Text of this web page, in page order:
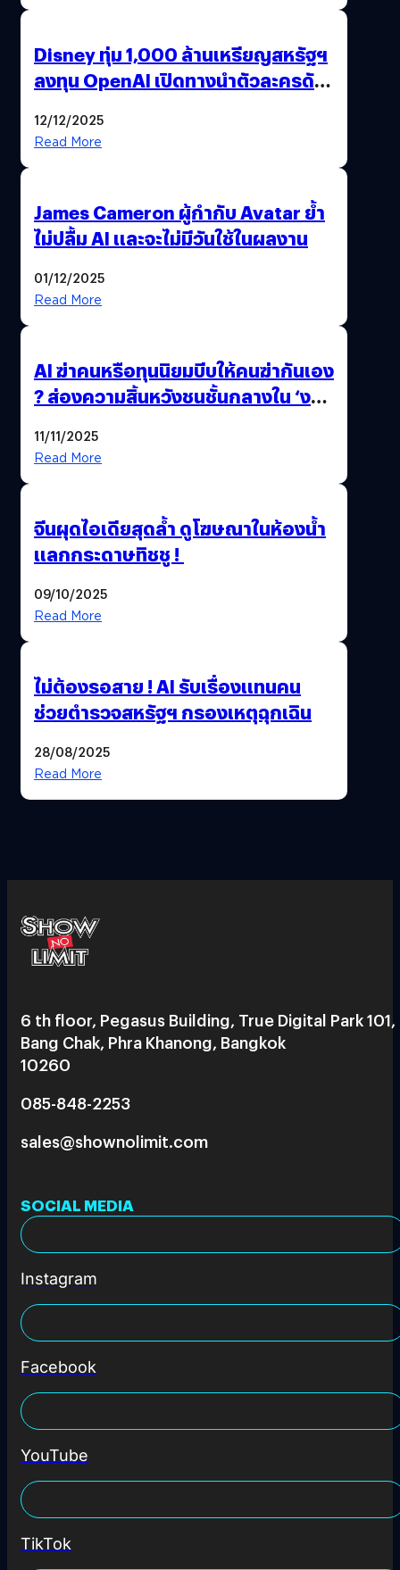
Disney ทุ่ม 1,000 ล้านเหรียญสหรัฐฯ
ลงทุน OpenAI เปิดทางนำตัวละครดัง
12/12/2025
Read More
James Cameron ผู้กำกับ Avatar ย้ำ
ไม่ปลื้ม AI และจะไม่มีวันใช้ในผลงาน
01/12/2025
Read More
AI ฆ่าคนหรือทุนนิยมบีบให้คนฆ่ากันเอง
? ส่องความสิ้นหวังชนชั้นกลางใน ‘งาน
11/11/2025
Read More
จีนผุดไอเดียสุดล้ำ ดูโฆษณาในห้องน้ำ
แลกกระดาษทิชชู !
09/10/2025
Read More
ไม่ต้องรอสาย ! AI รับเรื่องแทนคน
ช่วยตำรวจสหรัฐฯ กรองเหตุฉุกเฉิน
28/08/2025
Read More
6 th floor, Pegasus Building, True Digital Park 101,
Bang Chak, Phra Khanong, Bangkok
10260
085-848-2253
sales@shownolimit.com
SOCIAL MEDIA
Instagram
Facebook
YouTube
TikTok